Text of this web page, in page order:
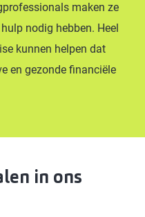
maken ze
nodig hebben. Heel
kunnen helpen dat
en gezonde financiële
in ons